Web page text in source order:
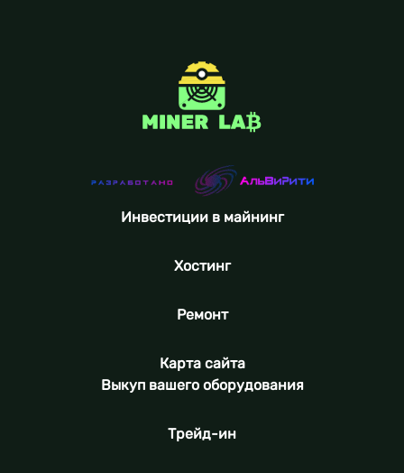
Инвестиции в майнинг
Хостинг
Ремонт
Карта сайта
Выкуп вашего оборудования
Трейд-ин